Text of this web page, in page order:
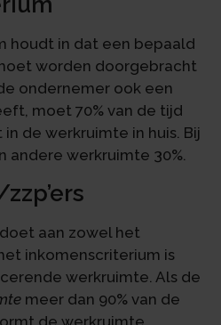
houdt in dat een bepaald
worden doorgebracht
ondernemer ook een
moet 70% van de tijd
de werkruimte in huis. Bij
andere werkruimte 30%.
aan zowel het
inkomenscriterium is
werkruimte. Als de
meer dan 90% van de
de werkruimte